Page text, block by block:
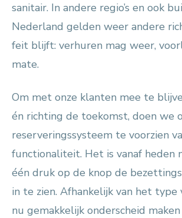
sanitair. In andere regio’s en ook
Nederland gelden weer andere
feit blijft: verhuren mag weer,
mate.
Om met onze klanten mee te
én richting de toekomst, doen we
reserveringssysteem te voorzien
functionaliteit. Het is vanaf heden
één druk op de knop de
in te zien. Afhankelijk van het type
nu gemakkelijk onderscheid